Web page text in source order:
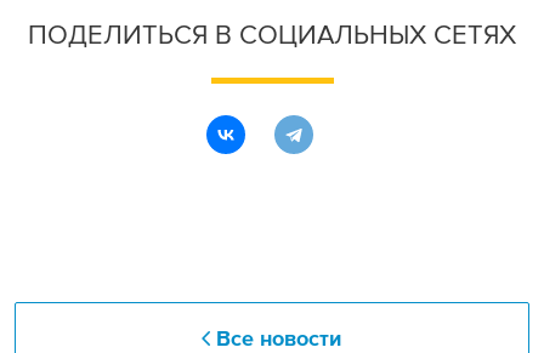
ПОДЕЛИТЬСЯ В СОЦИАЛЬНЫХ СЕТЯХ
Все новости